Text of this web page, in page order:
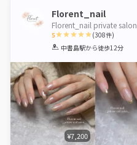
Florent_nail
Florent_nail private salon
5
1 2 3 4 5
(308件)
中書島駅から徒歩12分
¥7,200